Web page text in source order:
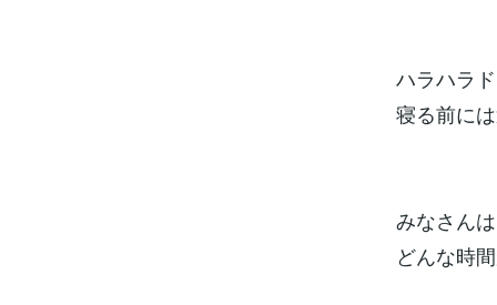
ハラハラ
寝る前に
みなさん
どんな時